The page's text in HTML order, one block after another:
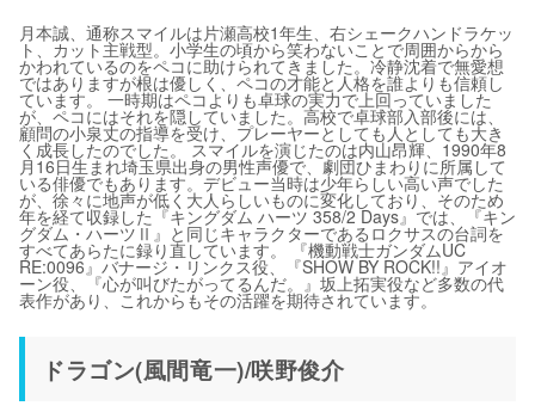
月本誠、通称スマイルは片瀬高校1年生、右シェークハンドラケッ
ト、カット主戦型。小学生の頃から笑わないことで周囲からから
かわれているのをペコに助けられてきました。冷静沈着で無愛想
ではありますが根は優しく、ペコの才能と人格を誰よりも信頼し
ています。 一時期はペコよりも卓球の実力で上回っていました
が、ペコにはそれを隠していました。高校で卓球部入部後には、
顧問の小泉丈の指導を受け、プレーヤーとしても人としても大き
く成長したのでした。 スマイルを演じたのは内山昂輝、1990年8
月16日生まれ埼玉県出身の男性声優で、劇団ひまわりに所属して
いる俳優でもあります。デビュー当時は少年らしい高い声でした
が、徐々に地声が低く大人らしいものに変化しており、そのため
年を経て収録した『キングダム ハーツ 358/2 Days』では、『キン
グダム・ハーツⅡ』と同じキャラクターであるロクサスの台詞を
すべてあらたに録り直しています。 『機動戦士ガンダムUC
RE:0096』バナージ・リンクス役、『SHOW BY ROCK!!』アイオ
ーン役、『心が叫びたがってるんだ。』坂上拓実役など多数の代
表作があり、これからもその活躍を期待されています。
ドラゴン(風間竜一)/咲野俊介